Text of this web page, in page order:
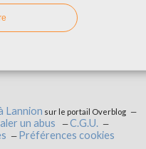
Lannion sur le portail Overblog
un abus
C.G.U.
Préférences cookies